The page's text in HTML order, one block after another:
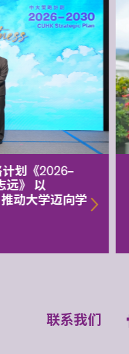
划《2026‒
远》 以
推动大学迈向学
联系我们